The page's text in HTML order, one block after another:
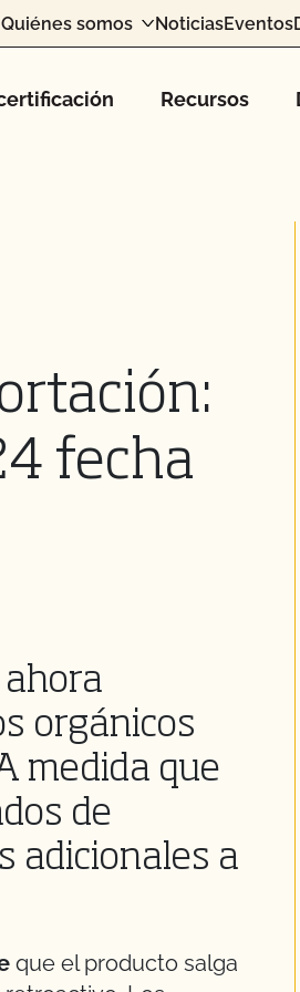
Quiénes somos NoticiasEventos
Recursos
fecha
orgánicos
medida que
de
adicionales a
que el producto salga